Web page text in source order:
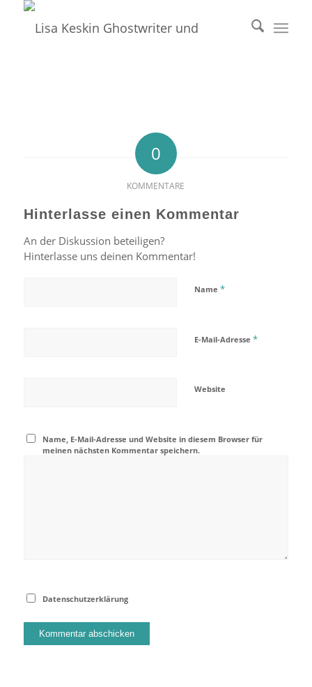
0
KOMMENTARE
Hinterlasse einen Kommentar
An der Diskussion beteiligen?
Hinterlasse uns deinen Kommentar!
Name *
E-Mail-Adresse *
Website
Name, E-Mail-Adresse und Website in diesem Browser für
meinen nächsten Kommentar speichern.
Datenschutzerklärung